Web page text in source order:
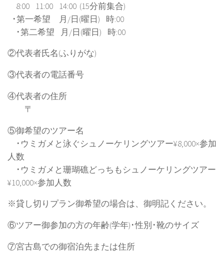
8:00 11:00 14:00 (15分前集合)
･第一希望 月/日(曜日) 時:00
･第二希望 月/日(曜日) 時:00
②代表者氏名(ふりがな)
③代表者の電話番号
④代表者の住所
〒
⑤御希望のツアー名
･ウミガメと泳ぐシュノーケリングツアー¥8,000×参加
人数
･ウミガメと珊瑚礁どっちもシュノーケリングツアー
¥10,000×参加人数
※貸し切りプラン御希望の場合は、御明記ください。
⑥ツアー御参加の方の年齢(学年)･性別･靴のサイズ
⑦宮古島での御宿泊先または住所